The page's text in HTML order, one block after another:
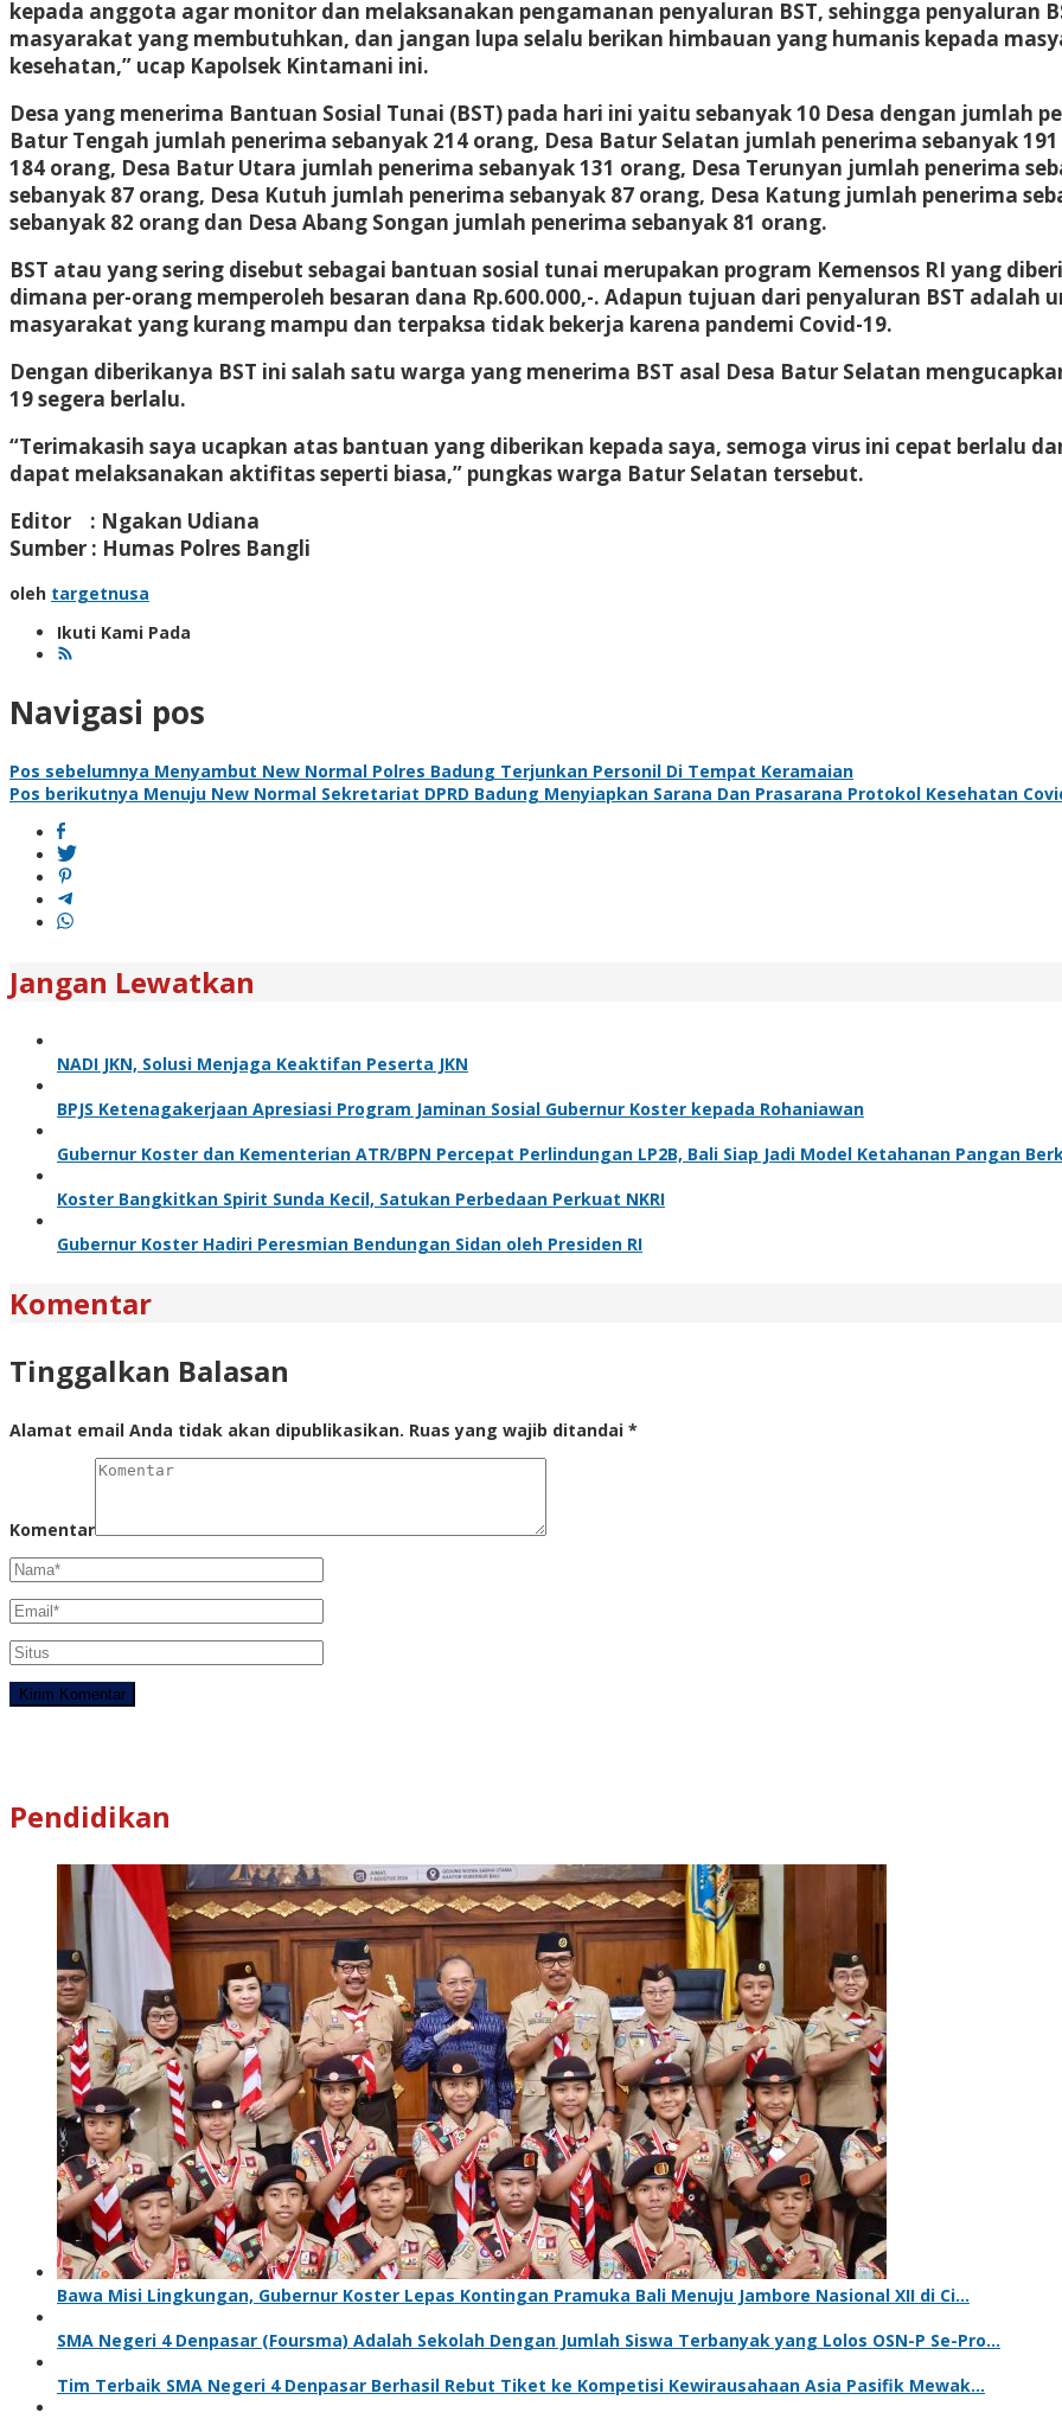
kepada anggota agar monitor dan melaksanakan pengamanan penyaluran BST, sehingga penyaluran
masyarakat yang membutuhkan, dan jangan lupa selalu berikan himbauan yang humanis kepada
kesehatan,” ucap Kapolsek Kintamani ini.
Desa yang menerima Bantuan Sosial Tunai (BST) pada hari ini yaitu sebanyak 10 Desa dengan jumlah
Batur Tengah jumlah penerima sebanyak 214 orang, Desa Batur Selatan jumlah penerima sebanyak
184 orang, Desa Batur Utara jumlah penerima sebanyak 131 orang, Desa Terunyan jumlah penerima
sebanyak 87 orang, Desa Kutuh jumlah penerima sebanyak 87 orang, Desa Katung jumlah penerima
sebanyak 82 orang dan Desa Abang Songan jumlah penerima sebanyak 81 orang.
BST atau yang sering disebut sebagai bantuan sosial tunai merupakan program Kemensos RI yang
dimana per-orang memperoleh besaran dana Rp.600.000,-. Adapun tujuan dari penyaluran BST
masyarakat yang kurang mampu dan terpaksa tidak bekerja karena pandemi Covid-19.
Dengan diberikanya BST ini salah satu warga yang menerima BST asal Desa Batur Selatan
19 segera berlalu.
“Terimakasih saya ucapkan atas bantuan yang diberikan kepada saya, semoga virus ini cepat berlalu
dapat melaksanakan aktifitas seperti biasa,” pungkas warga Batur Selatan tersebut.
Editor : Ngakan Udiana
Sumber : Humas Polres Bangli
oleh targetnusa
Ikuti Kami Pada
Navigasi pos
Pos sebelumnya Menyambut New Normal Polres Badung Terjunkan Personil Di Tempat Keramaian
Pos berikutnya Menuju New Normal Sekretariat DPRD Badung Menyiapkan Sarana Dan Prasarana Protokol Kesehatan
Jangan Lewatkan
NADI JKN, Solusi Menjaga Keaktifan Peserta JKN
BPJS Ketenagakerjaan Apresiasi Program Jaminan Sosial Gubernur Koster kepada Rohaniawan
Gubernur Koster dan Kementerian ATR/BPN Percepat Perlindungan LP2B, Bali Siap Jadi Model Ketahanan Pangan
Koster Bangkitkan Spirit Sunda Kecil, Satukan Perbedaan Perkuat NKRI
Gubernur Koster Hadiri Peresmian Bendungan Sidan oleh Presiden RI
Komentar
Tinggalkan Balasan
Alamat email Anda tidak akan dipublikasikan. Ruas yang wajib ditandai *
Komentar
Pendidikan
Bawa Misi Lingkungan, Gubernur Koster Lepas Kontingan Pramuka Bali Menuju Jambore Nasional XII di Ci…
SMA Negeri 4 Denpasar (Foursma) Adalah Sekolah Dengan Jumlah Siswa Terbanyak yang Lolos OSN-P Se-Pro…
Tim Terbaik SMA Negeri 4 Denpasar Berhasil Rebut Tiket ke Kompetisi Kewirausahaan Asia Pasifik Mewak…